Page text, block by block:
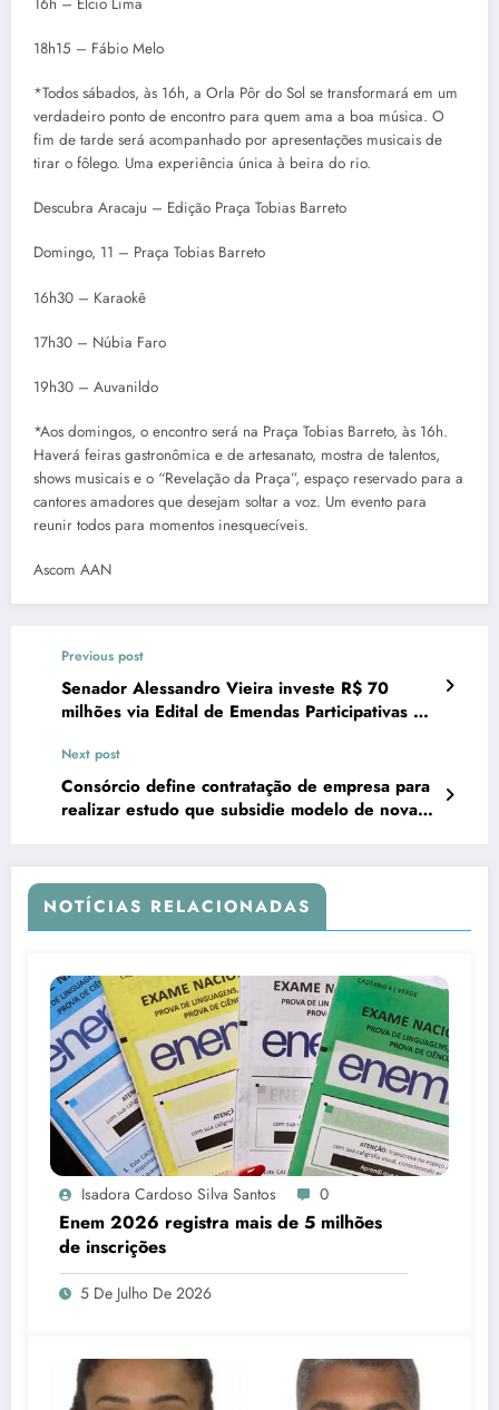
18h15 – Fábio Melo
*Todos sábados, às 16h, a Orla Pôr do Sol se transformará em um
verdadeiro ponto de encontro para quem ama a boa música. O
fim de tarde será acompanhado por apresentações musicais de
tirar o fôlego. Uma experiência única à beira do rio.
Descubra Aracaju – Edição Praça Tobias Barreto
Domingo, 11 – Praça Tobias Barreto
16h30 – Karaokê
17h30 – Núbia Faro
19h30 – Auvanildo
*Aos domingos, o encontro será na Praça Tobias Barreto, às 16h.
Haverá feiras gastronômica e de artesanato, mostra de talentos,
shows musicais e o “Revelação da Praça”, espaço reservado para a
cantores amadores que desejam soltar a voz. Um evento para
reunir todos para momentos inesquecíveis.
Ascom AAN
Previous post
Senador Alessandro Vieira investe R$ 70
milhões via Edital de Emendas Participativas em
Next post
Consórcio define contratação de empresa para
realizar estudo que subsidie modelo de nova
NOTÍCIAS RELACIONADAS
Isadora Cardoso Silva Santos 0
Enem 2026 registra mais de 5 milhões
de inscrições
5 De Julho De 2026